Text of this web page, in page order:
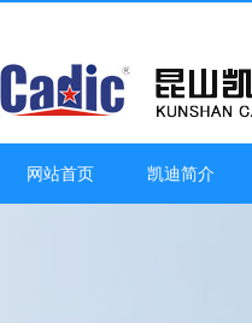
网站首页 凯迪简介